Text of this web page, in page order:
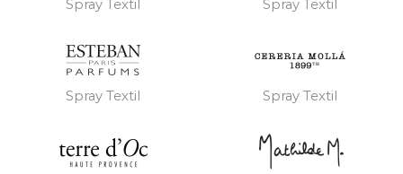
Spray Textil Spray Textil
Spray Textil Spray Textil